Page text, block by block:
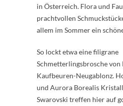
in Österreich. Flora und
prachtvollen
allem im Sommer ein
So lockt etwa eine filigrane
Schmetterlingsbrosche von
Kaufbeuren-Neugablonz.
und Aurora Borealis
Swarovski treffen hier auf